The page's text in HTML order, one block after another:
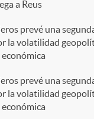
a Reus
prevé una
la volatilidad
prevé una
la volatilidad